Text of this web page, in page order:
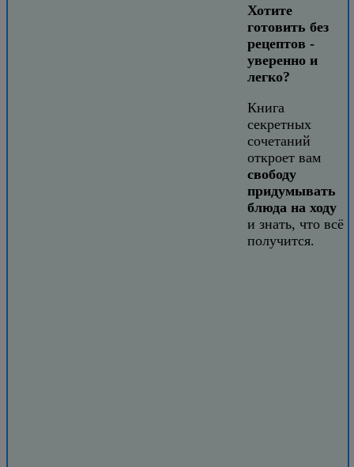
Хотите
готовить без
рецептов -
уверенно и
легко?
Книга
секретных
сочетаний
откроет вам
свободу
придумывать
блюда на ходу
и знать, что всё
получится.